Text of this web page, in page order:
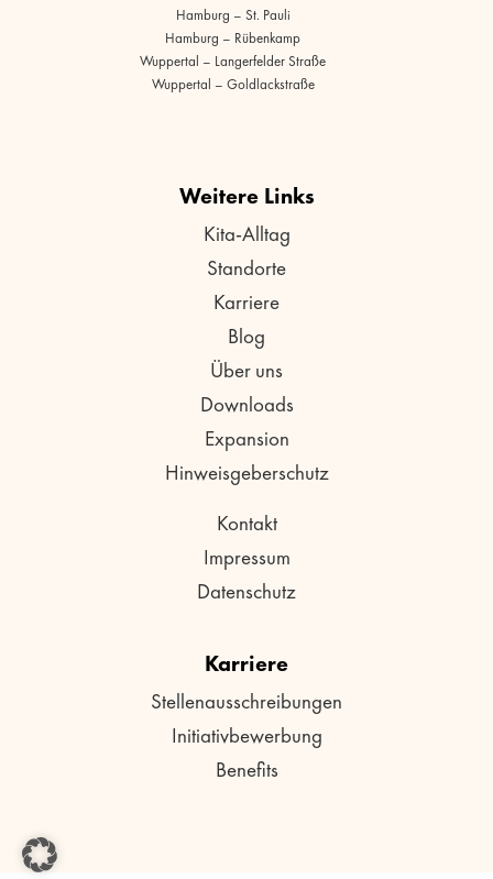
Hamburg – St. Pauli
Hamburg – Rübenkamp
Wuppertal – Langerfelder Straße
Wuppertal – Goldlackstraße
Weitere Links
Kita-Alltag
Standorte
Karriere
Blog
Über uns
Downloads
Expansion
Hinweisgeberschutz
Kontakt
Impressum
Datenschutz
Karriere
Stellenausschreibungen
Initiativbewerbung
Benefits